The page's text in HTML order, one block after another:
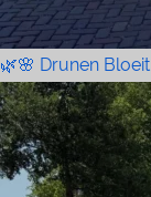
🌿🌸 Drunen